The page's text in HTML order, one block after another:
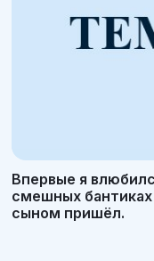
Впервые я
смешных бантиках
сыном пришёл.